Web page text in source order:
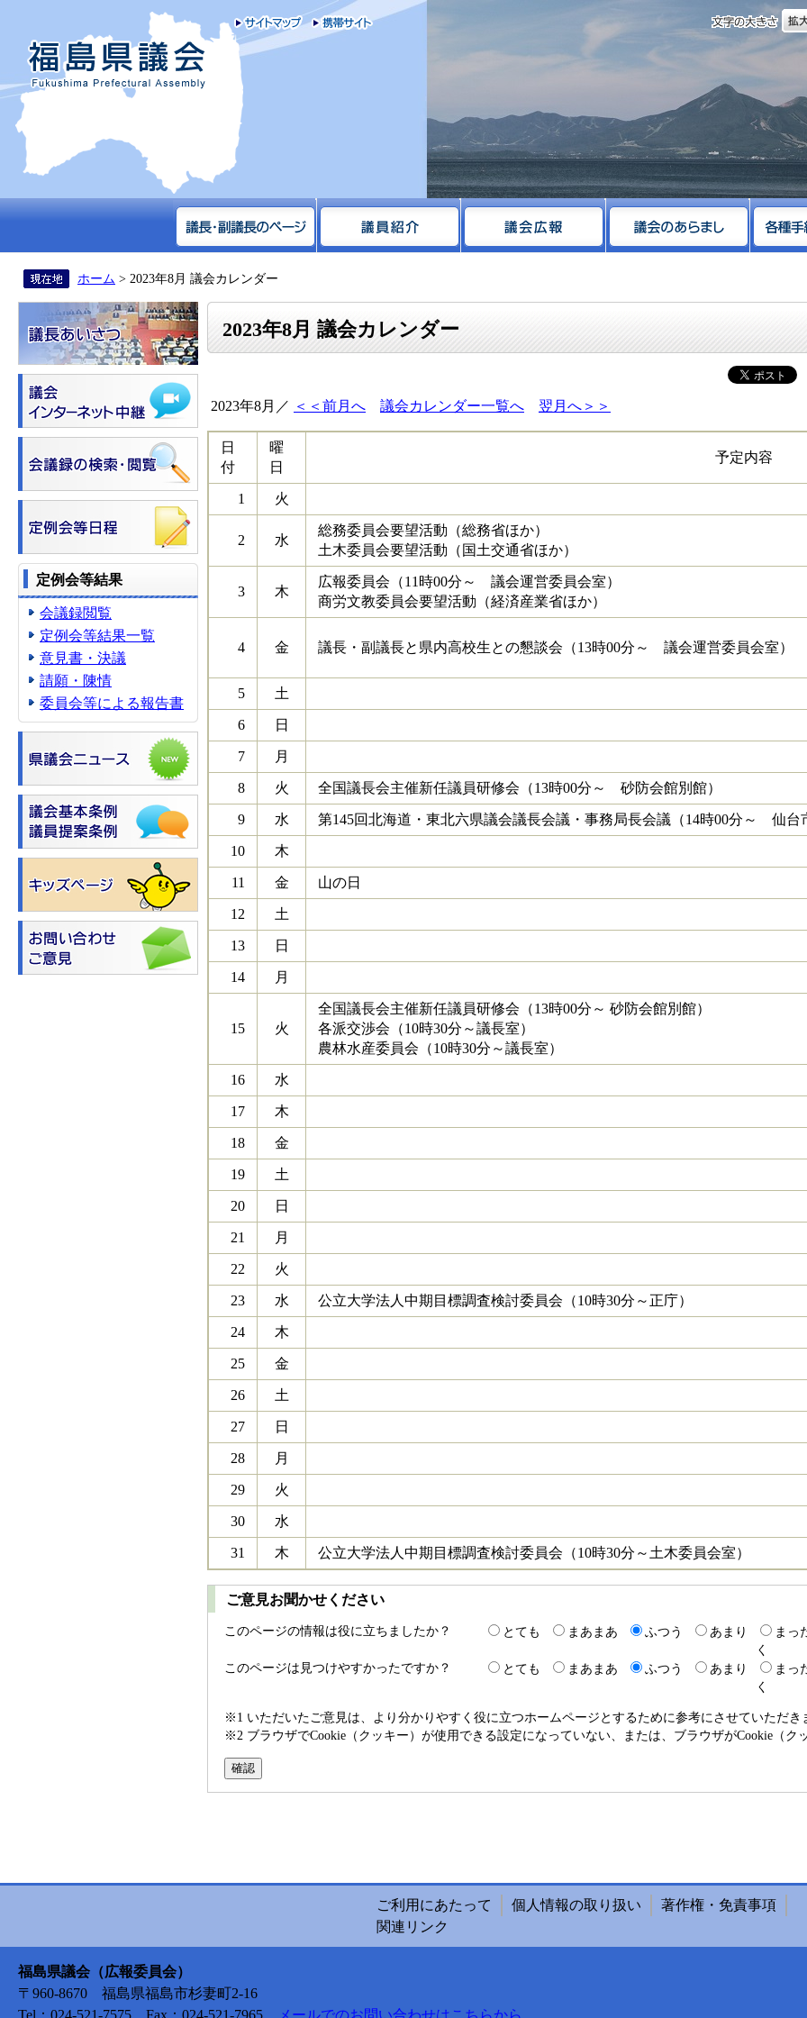
福島県議会
サイトマップ携帯サイト 文
ホーム > 2023年8月 議会カレンダー
定例会等結果
会議録閲覧
定例会等結果一覧
意見書・決議
請願・陳情
委員会等による報告書
2023年8月 議会カレンダー
2023年8月／ ＜＜前月へ 議会カレンダー一覧へ 翌月へ＞＞
日
付
曜
日
予定内容
1 火
2 水
総務委員会要望活動（総務省ほか）
土木委員会要望活動（国土交通省ほか）
3 木
広報委員会（11時00分～ 議会運営委員会室）
商労文教委員会要望活動（経済産業省ほか）
4 金 議長・副議長と県内高校生との懇談会（13時00分～ 議会運営委員会室）
5 土
6 日
7 月
8 火 全国議長会主催新任議員研修会（13時00分～ 砂防会館別館）
9 水 第145回北海道・東北六県議会議長会議・事務局長会議（14時00分～ 仙台
10 木
11 金 山の日
12 土
13 日
14 月
15 火
全国議長会主催新任議員研修会（13時00分～ 砂防会館別館）
各派交渉会（10時30分～議長室）
農林水産委員会（10時30分～議長室）
16 水
17 木
18 金
19 土
20 日
21 月
22 火
23 水 公立大学法人中期目標調査検討委員会（10時30分～正庁）
24 木
25 金
26 土
27 日
28 月
29 火
30 水
31 木 公立大学法人中期目標調査検討委員会（10時30分～土木委員会室）
ご意見お聞かせください
このページの情報は役に立ちましたか？ とても まあまあ ふつう あまり
まっ
く
このページは見つけやすかったですか？
とても まあまあ ふつう あまり
まっ
く
※1 いただいたご意見は、より分かりやすく役に立つホームページとするために参考にさせていただ
※2 ブラウザでCookie（クッキー）が使用できる設定になっていない、または、ブラウザがCookie（
ご利用にあたって 個人情報の取り扱い
著作権・免責事項
関連リンク
福島県議会（広報委員会）
〒960-8670 福島県福島市杉妻町2-16
Tel：024-521-7575 Fax：024-521-7965
メールでのお問い合わせはこちらから